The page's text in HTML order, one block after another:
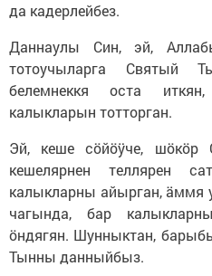
да кадерлейбез.
Даннаулы Син, эй,
тотоучыларга Святый
белемнеккя оста
калыкларын тотторган.
Эй, кеше сӧйӧӱче, шӧкӧр
кешелярнен теллярен
калыкларны айырган, ӓммя
чагында, бар
ӧндягян. Шунныктан,
Тынны данныйбыз.